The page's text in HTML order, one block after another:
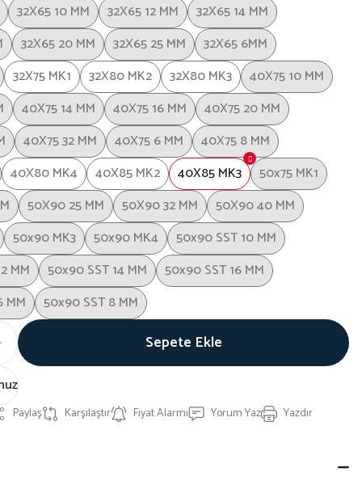
32X65 10 MM
32X65 12 MM
32X65 14 MM
32X65 20 MM 32X65 25 MM
32X65 6MM
32X75 MK1
32X80 MK2 32X80 MK3
40X75 10 MM
40X75 14 MM 40X75 16 MM
40X75 20 MM
40X75 32 MM 40X75 6 MM
40X75 8 MM
40X80 MK4
40X85 MK2 40X85 MK3
50x75 MK1
50X90 25 MM 50X90 32 MM
50X90 40 MM
50x90 MK3
50x90 MK4
50x90 SST 10 MM
MM
50x90 SST 14 MM
50x90 SST 16 MM
MM
50x90 SST 8 MM
Sepete Ekle
Paylaş Karşılaştır Fiyat Alarmı Yorum Yaz Yazdır